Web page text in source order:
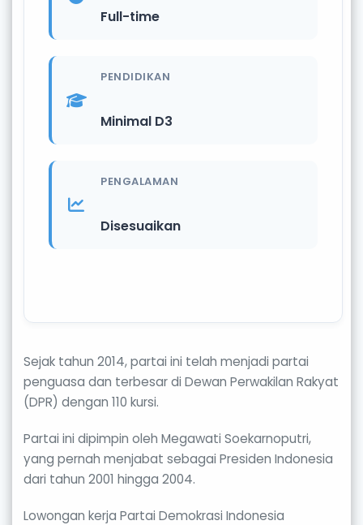
Full-time
PENDIDIKAN
Minimal D3
PENGALAMAN
Disesuaikan
Sejak tahun 2014, partai ini telah menjadi partai
penguasa dan terbesar di Dewan Perwakilan Rakyat
(DPR) dengan 110 kursi.
Partai ini dipimpin oleh Megawati Soekarnoputri,
yang pernah menjabat sebagai Presiden Indonesia
dari tahun 2001 hingga 2004.
Lowongan kerja Partai Demokrasi Indonesia